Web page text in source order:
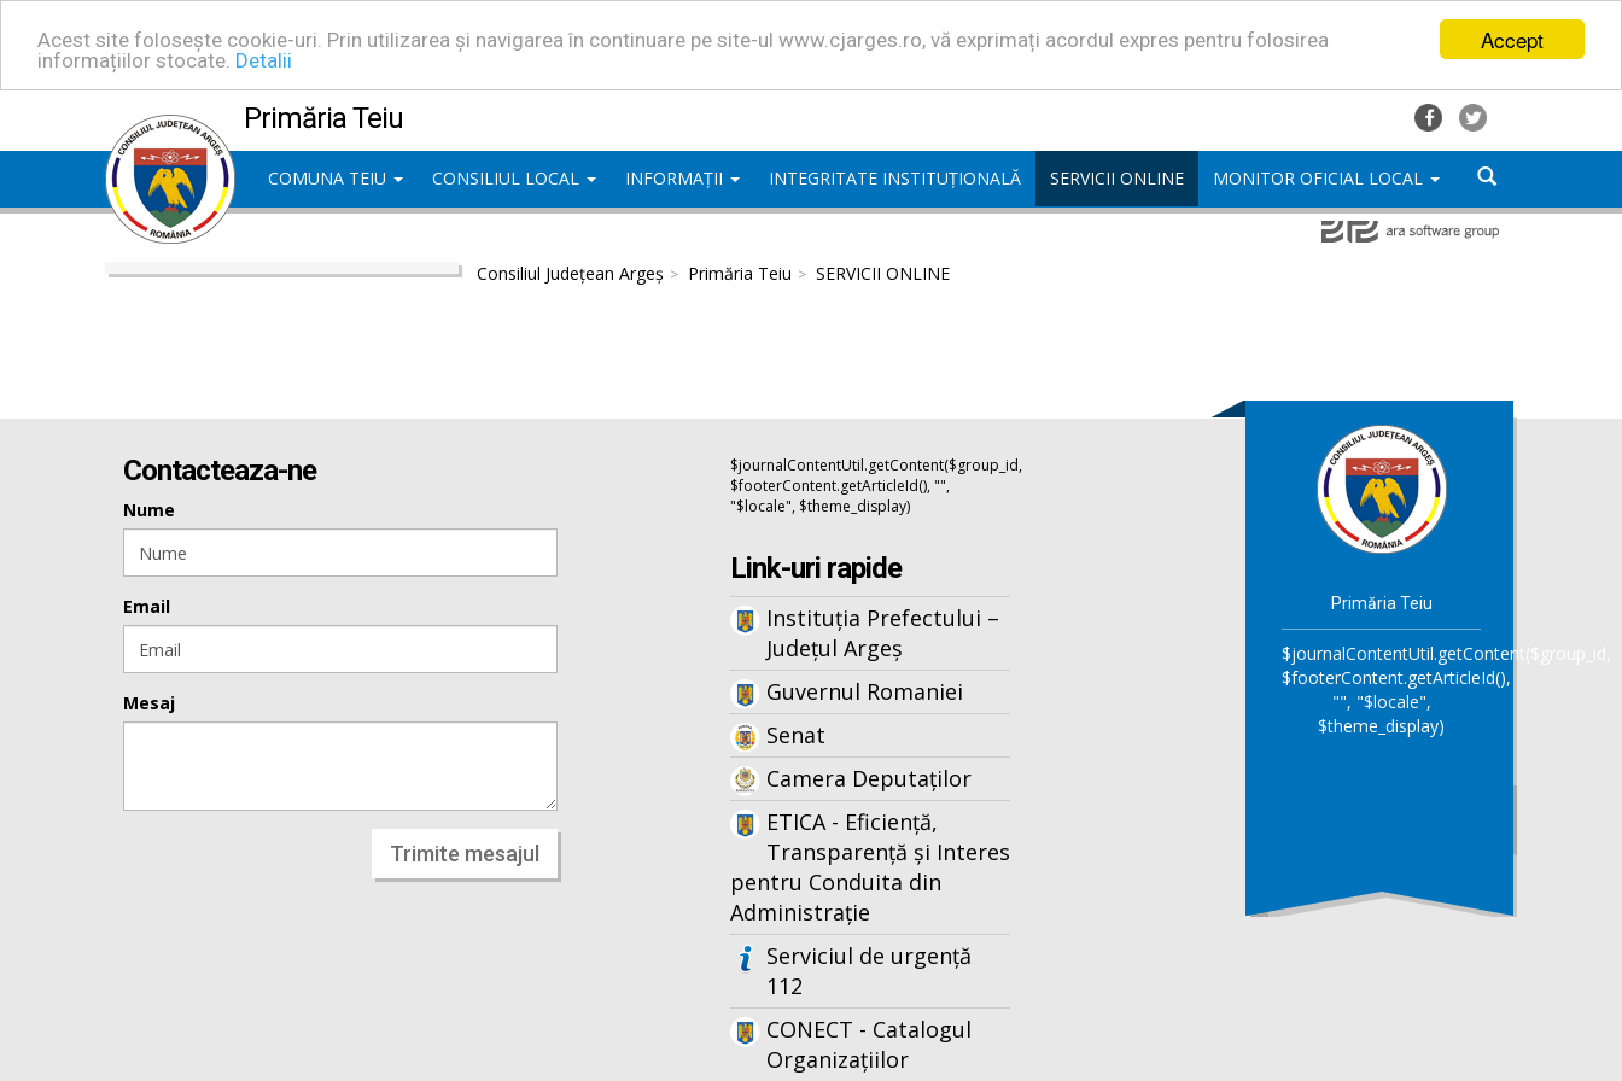
Accept
Acest site folosește cookie-uri. Prin utilizarea și navigarea în continuare pe site-ul www.cjarges.ro, vă exprimați acordul expres pentru folosirea
informațiilor stocate. Detalii
Primăria Teiu
COMUNA TEIU CONSILIUL LOCAL INFORMAȚII INTEGRITATE INSTITUȚIONALĂ SERVICII ONLINE MONITOR OFICIAL LOCAL
Consiliul Județean Argeș Primăria Teiu SERVICII ONLINE
Contacteaza-ne
Nume
Email
Mesaj
Trimite mesajul
$journalContentUtil.getContent($group_id,
$footerContent.getArticleId(), "",
"$locale", $theme_display)
Link-uri rapide
Instituția Prefectului –
Județul Argeș
Guvernul Romaniei
Senat
Camera Deputaților
ETICA - Eficiență,
Transparență și Interes
pentru Conduita din
Administrație
Serviciul de urgență
112
CONECT - Catalogul
Organizațiilor
Primăria Teiu
$journalContentUtil.getContent($group_id,
$footerContent.getArticleId(),
"", "$locale",
$theme_display)